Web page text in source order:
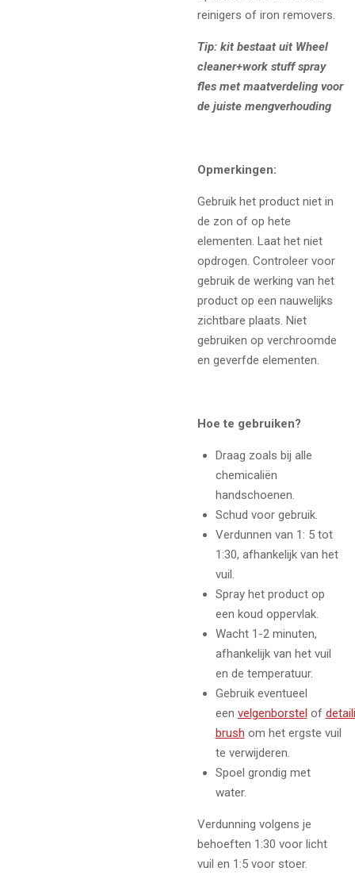
reinigers of iron removers.
Tip: kit bestaat uit Wheel
cleaner+work stuff spray
fles met maatverdeling voor
de juiste mengverhouding
Opmerkingen:
Gebruik het product niet in
de zon of op hete
elementen. Laat het niet
opdrogen. Controleer voor
gebruik de werking van het
product op een nauwelijks
zichtbare plaats. Niet
gebruiken op verchroomde
en geverfde elementen.
Hoe te gebruiken?
Draag zoals bij alle
chemicaliën
handschoenen.
Schud voor gebruik.
Verdunnen van 1: 5 tot
1:30, afhankelijk van het
vuil.
Spray het product op
een koud oppervlak.
Wacht 1-2 minuten,
afhankelijk van het vuil
en de temperatuur.
Gebruik eventueel
een velgenborstel of
brush om het ergste vuil
te verwijderen.
Spoel grondig met
water.
Verdunning volgens je
behoeften 1:30 voor licht
vuil en 1:5 voor stoer.